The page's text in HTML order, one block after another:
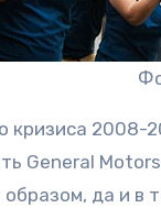
кризиса
General
да и